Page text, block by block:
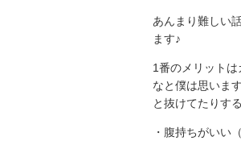
あんまり難しい
ます♪
1番のメリット
なと僕は思いま
と抜けてたりす
・腹持ちがいい